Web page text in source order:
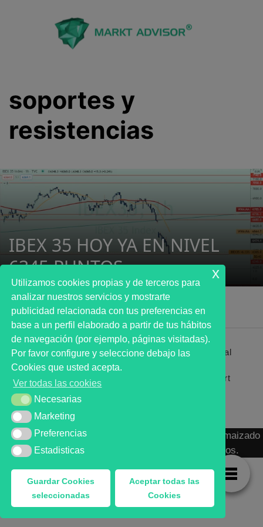
soportes y
resistencias
IBEX 35 HOY YA EN NIVEL
6345 PUNTOS
Primer analista bursátil automatizado profesional
que ayuda a la decisión | First automated stock
markets analyst software as a desission support
system.
MARKT ADVISOR ® 2016 :: Análisis Bursátil Automaizado
de Activos Cotizados en Mercados Organizados.
Utilizamos cookies propias y de terceros para
analizar nuestros servicios y mostrarte
publicidad relacionada con tus preferencias en
base a un perfil elaborado a partir de tus hábitos
de navegación (por ejemplo, páginas visitadas).
Por favor configure y seleccione debajo las
Cookies que usted acepta.
Ver todas las cookies
NecesariasNecesarias
MarketingMarketing
Preferencias
Preferencias
Estadisticas
Estadisticas
Guardar Cookies
seleccionadas
Aceptar todas las
Cookies
x